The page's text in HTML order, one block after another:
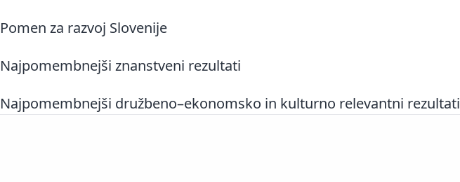
Pomen za razvoj Slovenije
Najpomembnejši znanstveni rezultati
Najpomembnejši družbeno–ekonomsko in kulturno relevantni rezultati